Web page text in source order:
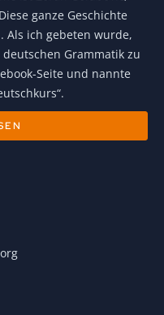
ganze Geschichte
Als ich gebeten wurde,
Grammatik zu
Seite und nannte